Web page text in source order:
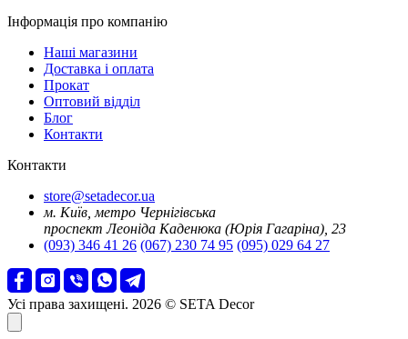
Інформація про компанію
Наші магазини
Доставка і оплата
Прокат
Оптовий відділ
Блог
Контакти
Контакти
store@setadecor.ua
м. Київ, метро Чернігівська
проспект Леоніда Каденюка (Юрія Гагаріна), 23
(093) 346 41 26 (067) 230 74 95 (095) 029 64 27
Усі права захищені. 2026 © SETA Decor